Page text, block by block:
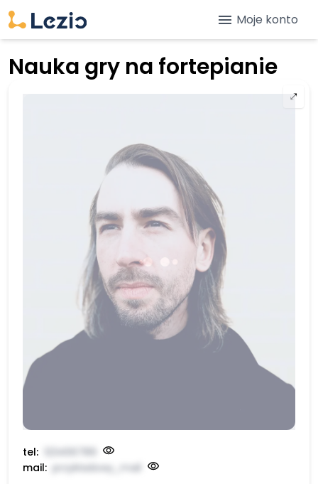
menu Moje konto
Nauka gry na fortepianie
tel:
mail: przykładowy_mail
⤢